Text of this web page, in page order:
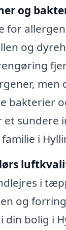
og
for
og
bakterier
et sundere
i
i
og
din bolig i